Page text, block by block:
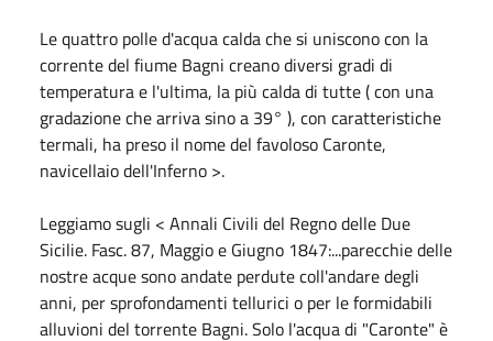
Le quattro polle d'acqua calda che si uniscono con la
corrente del fiume Bagni creano diversi gradi di
temperatura e l'ultima, la più calda di tutte ( con una
gradazione che arriva sino a 39° ), con caratteristiche
termali, ha preso il nome del favoloso Caronte,
navicellaio dell'Inferno >.
Leggiamo sugli < Annali Civili del Regno delle Due
Sicilie. Fasc. 87, Maggio e Giugno 1847:...parecchie delle
nostre acque sono andate perdute coll'andare degli
anni, per sprofondamenti tellurici o per le formidabili
alluvioni del torrente Bagni. Solo l'acqua di "Caronte" è